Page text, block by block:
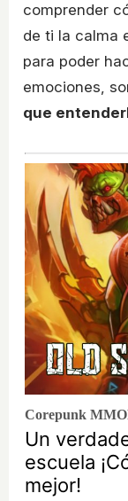
comprender
de ti la calma
para poder
emociones,
que
Corepunk
Un
escuela
mejor!